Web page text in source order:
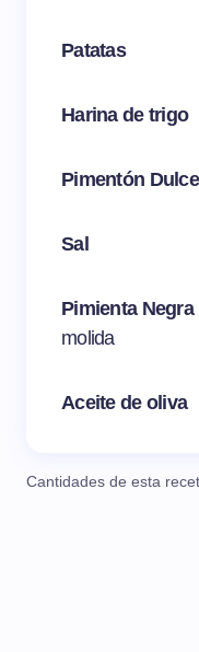
Patatas
Harina de trigo
Pimentón Dulce
Sal
Pimienta Negra
molida
Aceite de oliva
Cantidades de esta